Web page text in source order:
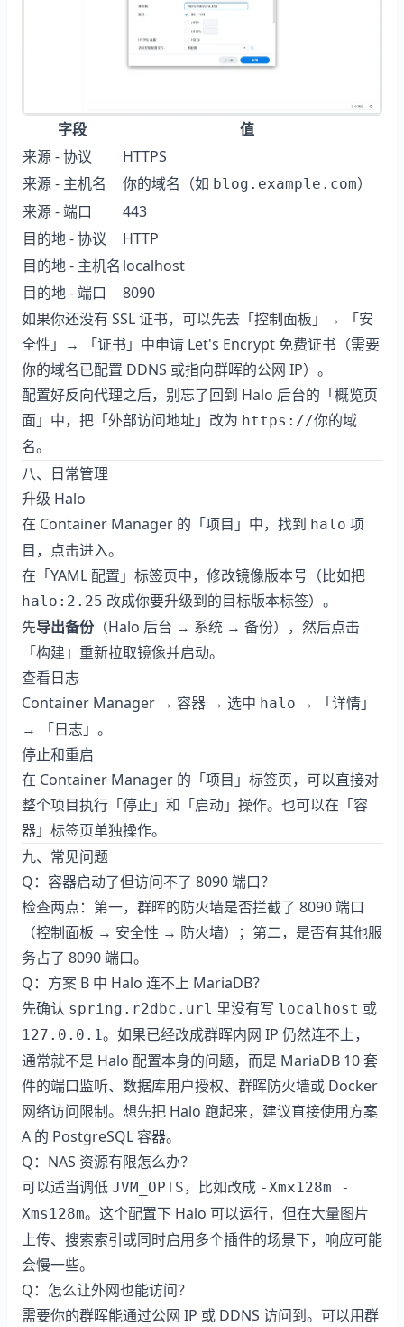
字段
值
来源 - 协议
HTTPS
来源 - 主机名
你的域名（如 blog.example.com）
来源 - 端口
443
目的地 - 协议
HTTP
目的地 - 主机名 localhost
目的地 - 端口
8090
如果你还没有 SSL 证书，可以先去「控制面板」→ 「安
全性」→ 「证书」中申请 Let's Encrypt 免费证书（需要
你的域名已配置 DDNS 或指向群晖的公网 IP）。
配置好反向代理之后，别忘了回到 Halo 后台的「概览页
面」中，把「外部访问地址」改为 https://你的域
名。
八、日常管理
升级 Halo
在 Container Manager 的「项目」中，找到 halo 项
目，点击进入。
在「YAML 配置」标签页中，修改镜像版本号（比如把
halo:2.25 改成你要升级到的目标版本标签）。
先导出备份（Halo 后台 → 系统 → 备份），然后点击
「构建」重新拉取镜像并启动。
查看日志
Container Manager → 容器 → 选中 halo → 「详情」
→ 「日志」。
停止和重启
在 Container Manager 的「项目」标签页，可以直接对
整个项目执行「停止」和「启动」操作。也可以在「容
器」标签页单独操作。
九、常见问题
Q：容器启动了但访问不了 8090 端口？
检查两点：第一，群晖的防火墙是否拦截了 8090 端口
（控制面板 → 安全性 → 防火墙）；第二，是否有其他服
务占了 8090 端口。
Q：方案 B 中 Halo 连不上 MariaDB？
先确认 spring.r2dbc.url 里没有写 localhost 或
127.0.0.1。如果已经改成群晖内网 IP 仍然连不上，
通常就不是 Halo 配置本身的问题，而是 MariaDB 10 套
件的端口监听、数据库用户授权、群晖防火墙或 Docker
网络访问限制。想先把 Halo 跑起来，建议直接使用方案
A 的 PostgreSQL 容器。
Q：NAS 资源有限怎么办？
可以适当调低 JVM_OPTS，比如改成 -Xmx128m -
Xms128m。这个配置下 Halo 可以运行，但在大量图片
上传、搜索索引或同时启用多个插件的场景下，响应可能
会慢一些。
Q：怎么让外网也能访问？
需要你的群晖能通过公网 IP 或 DDNS 访问到。可以用群